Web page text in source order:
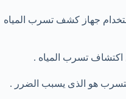
جهاز كشف تسرب المياه
تسرب المياه .
هو الذى يسبب الضرر .